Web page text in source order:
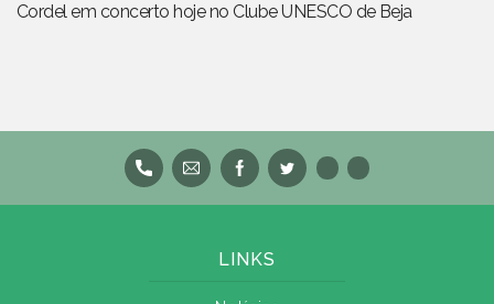
Cordel em concerto hoje no Clube UNESCO de Beja
LINKS